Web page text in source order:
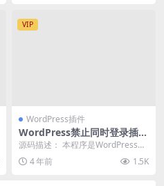
VIP
WordPress插件
WordPress禁止同时登录插件
(账号不同IP登录自动封号的方
法)
源码描述： 本程序是WordPress插
件，插件的功能是防止会员账号共
享，特别是...
4 年前 1.5K